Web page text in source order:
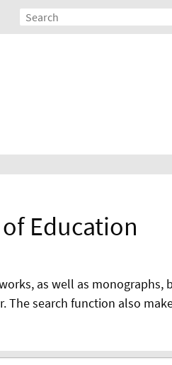
Education
as well as monographs,
search function also